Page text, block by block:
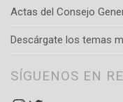
Actas del Consejo
Descárgate los temas
SÍGUENOS EN